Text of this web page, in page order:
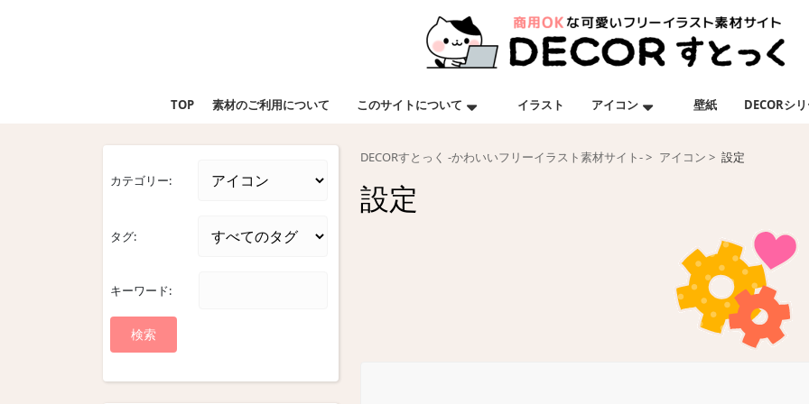
TOP 素材のご利用について このサイトについて イラスト アイコン 壁紙 DECORシ
カテゴリー:
タグ:
キーワード:
DECORすとっく -かわいいフリーイラスト素材サイト- アイコン 設定
設定